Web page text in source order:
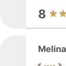
8